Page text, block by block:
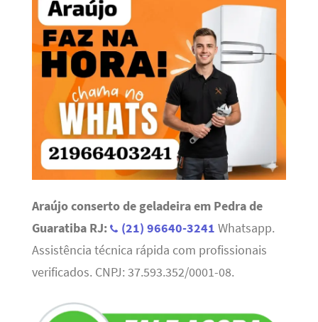
Araújo conserto de geladeira em Pedra de
Guaratiba RJ:
(21) 96640-3241 Whatsapp.
Assistência técnica rápida com profissionais
verificados. CNPJ: 37.593.352/0001-08.